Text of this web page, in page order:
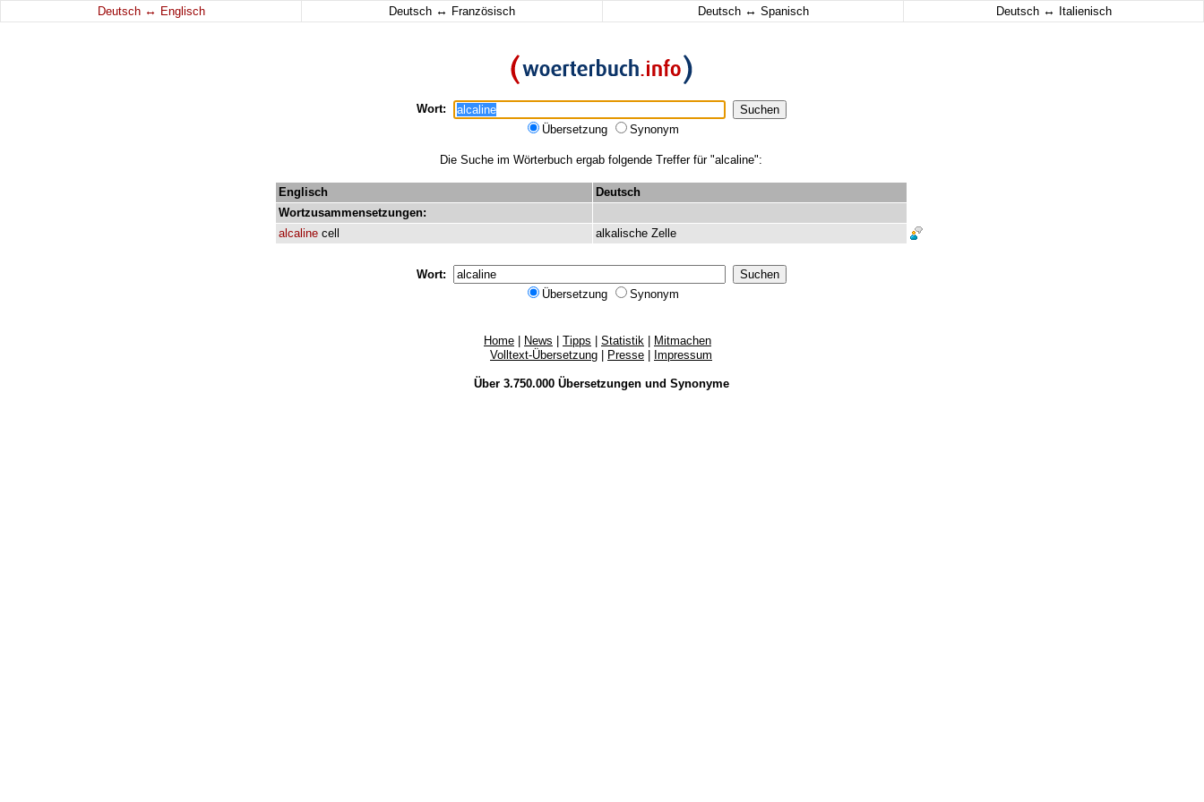
Deutsch ↔ Englisch Deutsch ↔ Französisch Deutsch ↔ Spanisch Deutsch ↔ Italienisch
Wort:
Übersetzung
Synonym
Die Suche im Wörterbuch ergab folgende Treffer für "alcaline":
Englisch
Deutsch
Wortzusammensetzungen:
alcaline cell alkalische Zelle
Wort:
Übersetzung
Synonym
Home News Tipps Statistik
Mitmachen
Volltext-Übersetzung
Presse Impressum
Über 3.750.000 Übersetzungenund Synonyme